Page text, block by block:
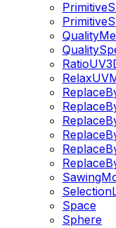
Space
Sphere